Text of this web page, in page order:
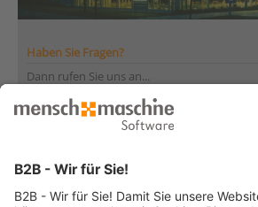
Haben Sie Fragen?
Dann rufen Sie uns an...
Infoline +41 44 864 19 00
und 13:30 bis 17:00 Uhr
... oder senden Sie uns Ihre Nachricht»